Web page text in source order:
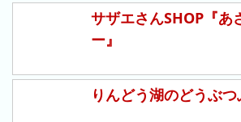
サザエさんSHOP『あ
ー』
りんどう湖のどうぶ